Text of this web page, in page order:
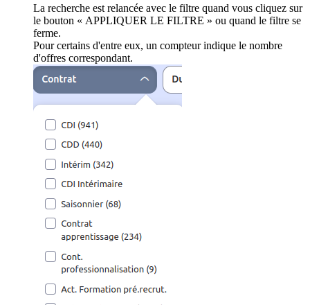
La recherche est relancée avec le filtre quand vous cliquez sur
le bouton « APPLIQUER LE FILTRE » ou quand le filtre se
ferme.
Pour certains d'entre eux, un compteur indique le nombre
d'offres correspondant.